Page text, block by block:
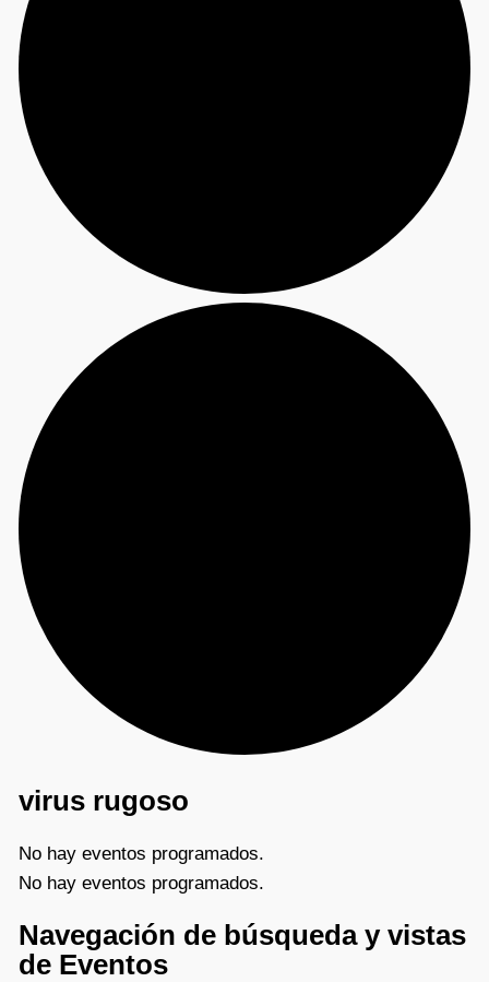
virus rugoso
No hay eventos programados.
No hay eventos programados.
Navegación de búsqueda y vistas
de Eventos